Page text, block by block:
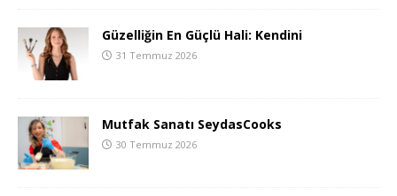
Güzelliğin En Güçlü Hali: Kendini
31 Temmuz 2026
Mutfak Sanatı SeydasCooks
30 Temmuz 2026